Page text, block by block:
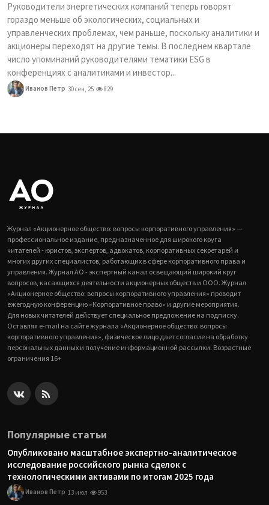
Руководители энергетических компаний теперь говорят
гораздо меньше об экологических, социальных и
управленческих проблемах, чем раньше, поскольку аналитики и
акционеры переходят на другие темы. В последнем квартале
число упоминаний руководителями тематики ESG в
конференциях с аналитиками и инвестор...
Иванов Петр 30 сен, 25 829
Журнал «Акционерное общество: вопросы корпоративного управления» —
профессиональное издание, предназначенное для широкого круга
читателей - юристов, экспертов, адвокатов, корпоративных секретарей и
многих других специалистов, работающих в сфере корпоративного права и
управления. Журнал АО - экспертный канал освещающий широкий круг
вопросов, касающихся деятельности акционерных обществ и ООО. Журнал
«Акционерное общество: вопросы корпоративного управления» проводит
ежегодную конференцию «Корпоративное право» и другие мероприятия.
Для новых читателей действует специальное предложение на подписку.
Оставляя e-mail на сайте журнала «Акционерное общество: вопросы
корпоративного управления», физическое лицо дает согласие на обработку
персональных данных и получение информационной рассылки. Возрастные
ограничения 16+
Популярные статьи
Опубликовано масштабное экспертно-аналитическое
исследование российского рынка сделок с
технологическими активами по итогам 2025 года
Иванов Петр 13 июл 953